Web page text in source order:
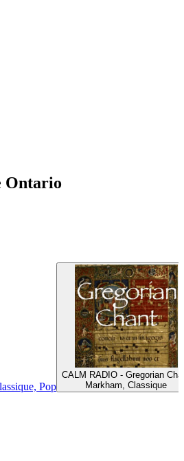
Ontario
Pop
CALM RADIO - Gregorian
Markham, Classique